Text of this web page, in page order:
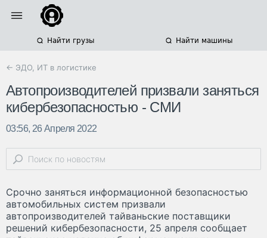
Найти грузы Найти машины
← ЭДО, ИТ в логистике
Автопроизводителей призвали заняться
кибербезопасностью - СМИ
03:56, 26 Апреля 2022
Срочно заняться информационной безопасностью
автомобильных систем призвали
автопроизводителей тайваньские поставщики
решений кибербезопасности, 25 апреля сообщает